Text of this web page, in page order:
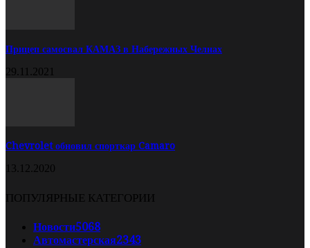
Прицеп самосвал КАМАЗ в Набережных Челнах
29.11.2021
Chevrolet обновил спорткар Camaro
13.12.2020
ПОПУЛЯРНЫЕ КАТЕГОРИИ
Новости5068
Автомастерская2343